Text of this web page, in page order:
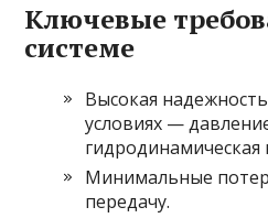
Ключевые
системе
Высокая
условиях —
гидродинамическая
Минимальные
передачу.